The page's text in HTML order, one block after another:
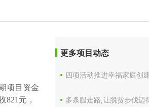
项目资金
821 元，
更多项目动态
四项活动推进幸福家庭创
多条腿走路,让脱贫步伐迈